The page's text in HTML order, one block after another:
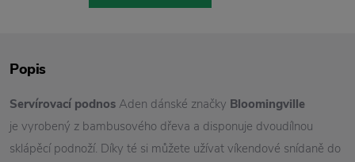
Popis
Servírovací podnos Aden dánské značky Bloomingville
je vyrobený z bambusového dřeva a disponuje dvoudílnou
sklápěcí podnoží. Díky té si můžete užívat víkendové snídaně do